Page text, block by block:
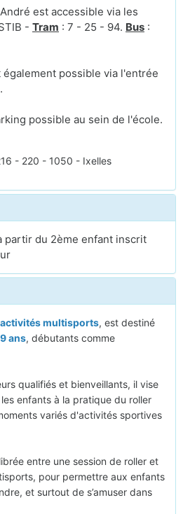
est accessible via les
- Tram : 7 - 25 - 94. Bus :
également possible via l'entrée
possible au sein de l'école.
- 220 - 1050 - Ixelles
partir du 2ème enfant inscrit
multisports, est destiné
ans, débutants comme
qualifiés et bienveillants, il vise
enfants à la pratique du roller
variés d'activités sportives
entre une session de roller et
pour permettre aux enfants
et surtout de s’amuser dans